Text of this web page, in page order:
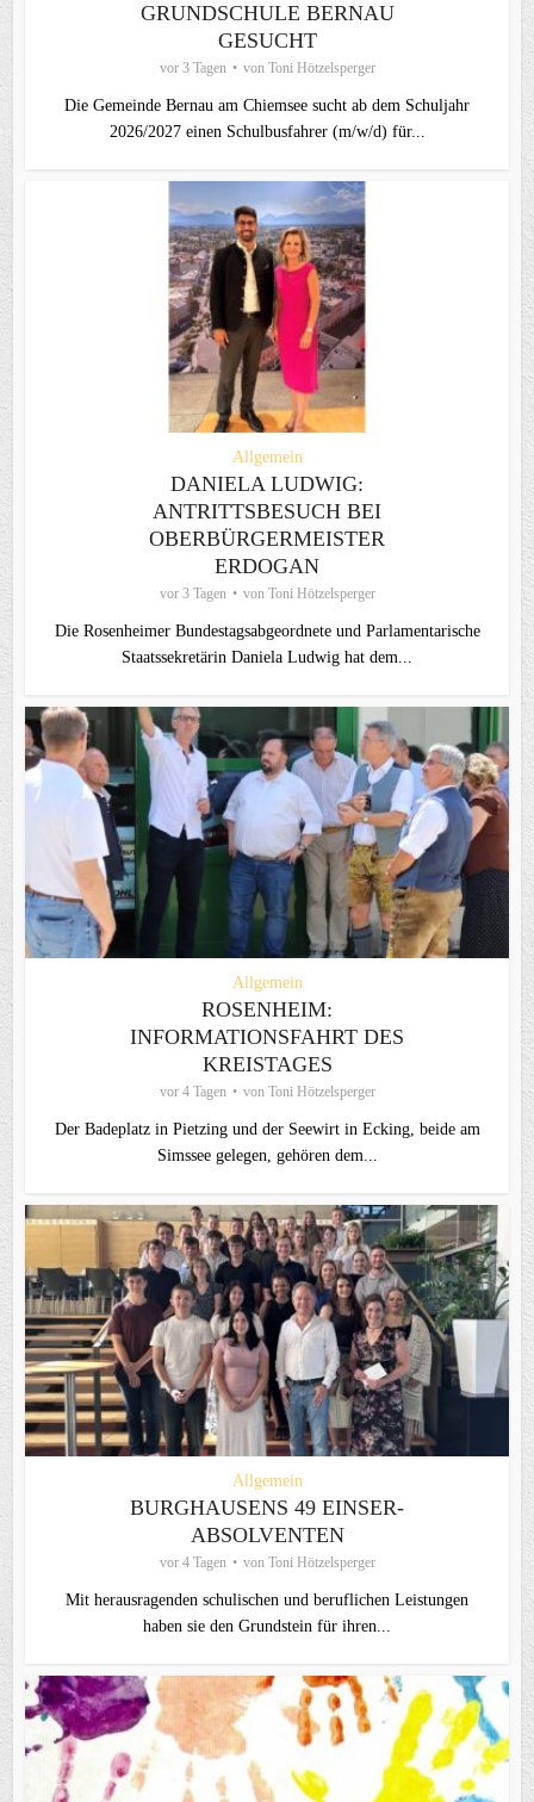
GRUNDSCHULE BERNAU
GESUCHT
vor 3 Tagen von Toni Hötzelsperger
Die Gemeinde Bernau am Chiemsee sucht ab dem Schuljahr
2026/2027 einen Schulbusfahrer (m/w/d) für...
Allgemein
DANIELA LUDWIG:
ANTRITTSBESUCH BEI
OBERBÜRGERMEISTER
ERDOGAN
vor 3 Tagen von Toni Hötzelsperger
Die Rosenheimer Bundestagsabgeordnete und Parlamentarische
Staatssekretärin Daniela Ludwig hat dem...
Allgemein
ROSENHEIM:
INFORMATIONSFAHRT DES
KREISTAGES
vor 4 Tagen von Toni Hötzelsperger
Der Badeplatz in Pietzing und der Seewirt in Ecking, beide am
Simssee gelegen, gehören dem...
Allgemein
BURGHAUSENS 49 EINSER-
ABSOLVENTEN
vor 4 Tagen von Toni Hötzelsperger
Mit herausragenden schulischen und beruflichen Leistungen
haben sie den Grundstein für ihren...